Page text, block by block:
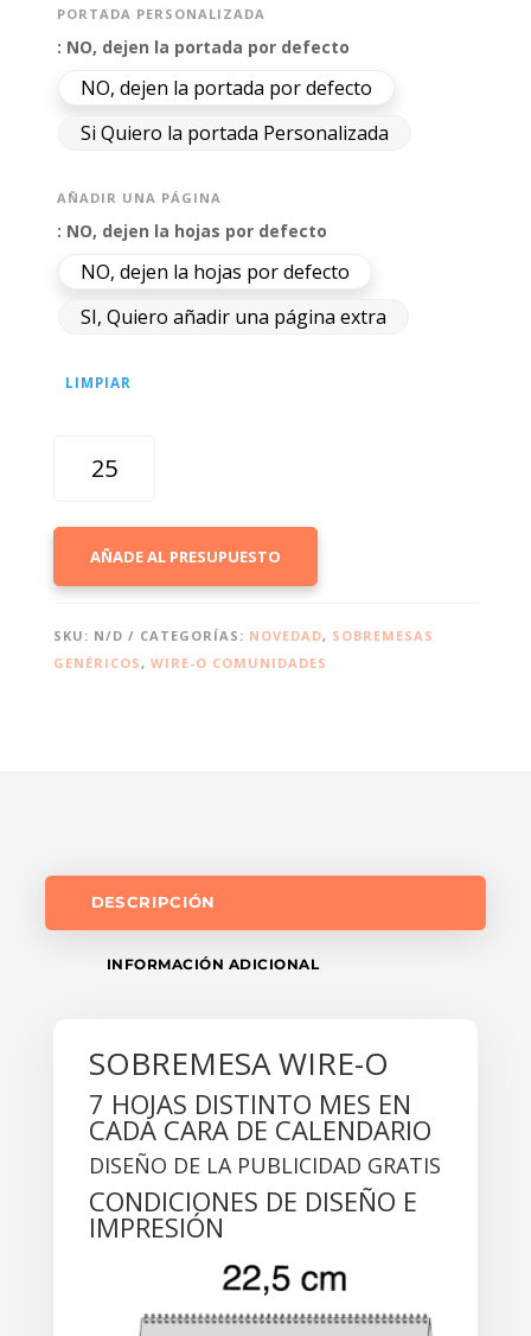
PORTADA PERSONALIZADA
: NO, dejen la portada por defecto
NO, dejen la portada por defecto
Si Quiero la portada Personalizada
AÑADIR UNA PÁGINA
: NO, dejen la hojas por defecto
NO, dejen la hojas por defecto
SI, Quiero añadir una página extra
LIMPIAR
CASTILLA
AÑADE AL PRESUPUESTO
SKU: N/D CATEGORÍAS: NOVEDAD, SOBREMESAS
GENÉRICOS, WIRE-O COMUNIDADES
DESCRIPCIÓN
INFORMACIÓN ADICIONAL
SOBREMESA WIRE-O
7 HOJAS DISTINTO MES EN
CADA CARA DE CALENDARIO
DISEÑO DE LA PUBLICIDAD GRATIS
CONDICIONES DE DISEÑO E
IMPRESIÓN